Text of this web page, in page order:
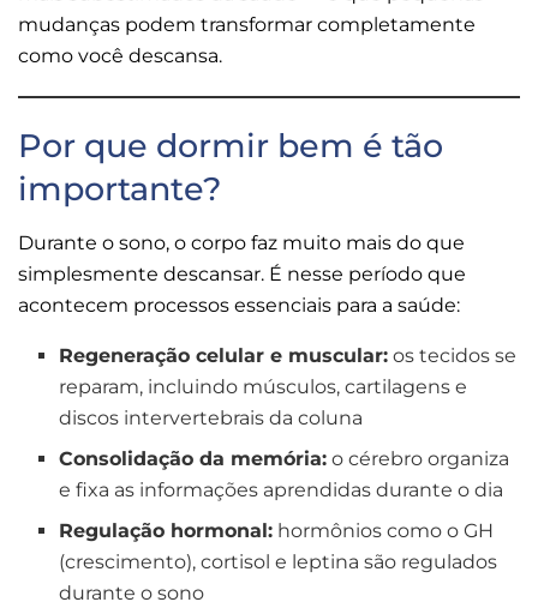
mudanças podem transformar completamente
como você descansa.
Por que dormir bem é tão
importante?
Durante o sono, o corpo faz muito mais do que
simplesmente descansar. É nesse período que
acontecem processos essenciais para a saúde:
Regeneração celular e muscular: os tecidos se
reparam, incluindo músculos, cartilagens e
discos intervertebrais da coluna
Consolidação da memória: o cérebro organiza
e fixa as informações aprendidas durante o dia
Regulação hormonal: hormônios como o GH
(crescimento), cortisol e leptina são regulados
durante o sono